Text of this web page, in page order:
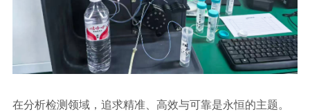
在分析检测领域，追求精准、高效与可靠是永恒的主题。